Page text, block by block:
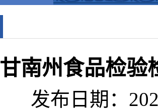
甘南州食品检验
发布日期：